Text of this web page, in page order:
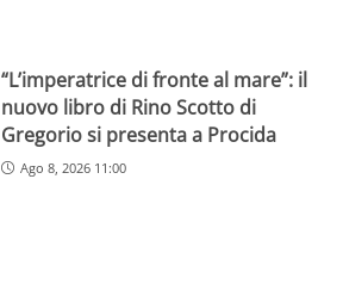
“L’imperatrice di fronte al mare”: il
nuovo libro di Rino Scotto di
Gregorio si presenta a Procida
Ago 8, 2026 11:00